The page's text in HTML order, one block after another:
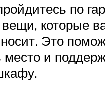
по
вещи, которые
Это
место и